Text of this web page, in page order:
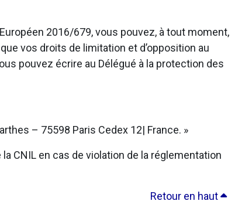
2016/679, vous pouvez, à tout moment,
vos droits de limitation et d’opposition au
pouvez écrire au Délégué à la protection des
– 75598 Paris Cedex 12| France. »
CNIL en cas de violation de la réglementation
Retour en haut